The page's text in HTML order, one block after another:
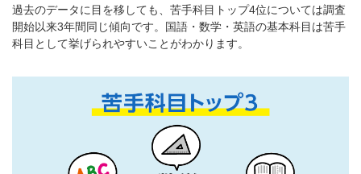
過去のデータに目を移しても、苦手科目トップ4位については調査
開始以来3年間同じ傾向です。国語・数学・英語の基本科目は苦手
科目として挙げられやすいことがわかります。